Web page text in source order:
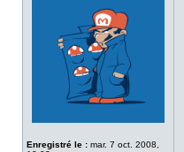
Enregistré le : mar. 7 oct. 2008,